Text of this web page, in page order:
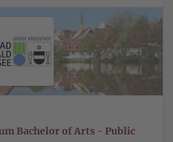
Bachelor of Arts - Public